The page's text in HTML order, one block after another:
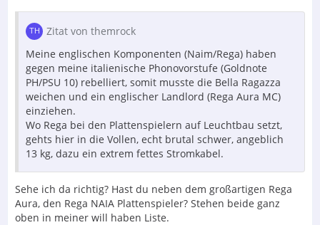
Zitat von themrock
Meine englischen Komponenten (Naim/Rega) haben
gegen meine italienische Phonovorstufe (Goldnote
PH/PSU 10) rebelliert, somit musste die Bella Ragazza
weichen und ein englischer Landlord (Rega Aura MC)
einziehen.
Wo Rega bei den Plattenspielern auf Leuchtbau setzt,
gehts hier in die Vollen, echt brutal schwer, angeblich
13 kg, dazu ein extrem fettes Stromkabel.
Sehe ich da richtig? Hast du neben dem großartigen Rega
Aura, den Rega NAIA Plattenspieler? Stehen beide ganz
oben in meiner will haben Liste.